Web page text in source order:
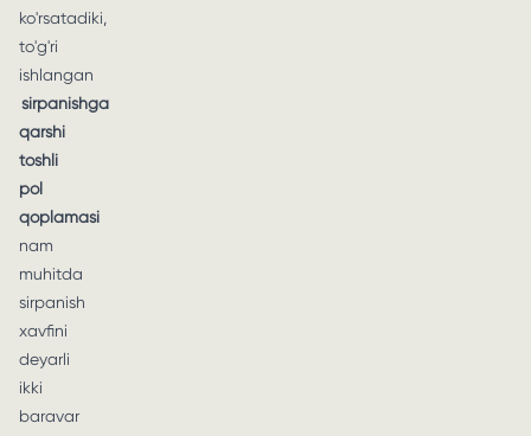
ko'rsatadiki,
to'g'ri
ishlangan
sirpanishga
qarshi
toshli
pol
qoplamasi
nam
muhitda
sirpanish
xavfini
deyarli
ikki
baravar